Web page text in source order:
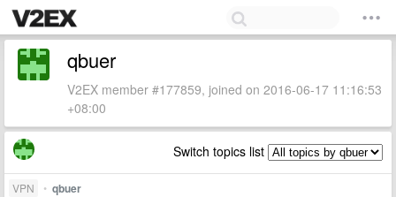
qbuer
V2EX member #177859, joined on 2016-06-17 11:16:53
+08:00
Switch topics list
VPN • qbuer